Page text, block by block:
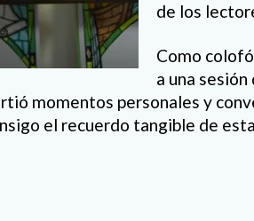
de los
Como
a una
momentos personales y
el recuerdo tangible de